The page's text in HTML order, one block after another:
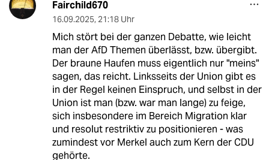
Fairchild670
16.09.2025, 21:18 Uhr
Mich stört bei der ganzen Debatte, wie leicht
man der AfD Themen überlässt, bzw. übergibt.
Der braune Haufen muss eigentlich nur "meins"
sagen, das reicht. Linksseits der Union gibt es
in der Regel keinen Einspruch, und selbst in der
Union ist man (bzw. war man lange) zu feige,
sich insbesondere im Bereich Migration klar
und resolut restriktiv zu positionieren - was
zumindest vor Merkel auch zum Kern der CDU
gehörte.